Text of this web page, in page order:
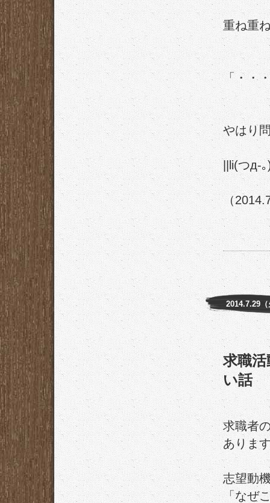
重ね重
「・・
やはり
||li(つд-｡
（
2014.7.29（
求職
い話
求職者
ありま
志望動
「なぜ